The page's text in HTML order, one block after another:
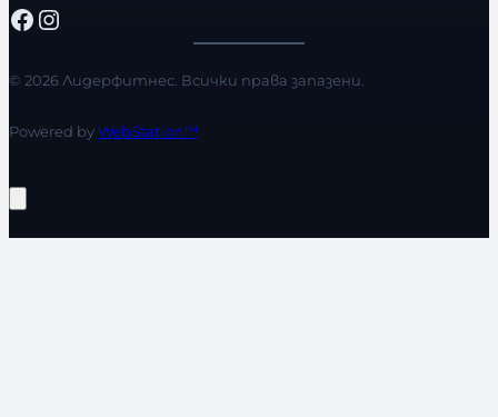
Facebook Instagram
© 2026 Лидерфитнес. Всички права запазени.
Powered byWebStation™